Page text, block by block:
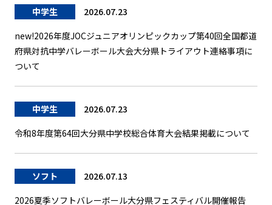
中学生 2026.07.23
new!2026年度JOCジュニアオリンピックカップ第40回全国都道
府県対抗中学バレーボール大会大分県トライアウト連絡事項に
ついて
中学生 2026.07.23
令和8年度第64回大分県中学校総合体育大会結果掲載について
ソフト 2026.07.13
2026夏季ソフトバレーボール大分県フェスティバル開催報告